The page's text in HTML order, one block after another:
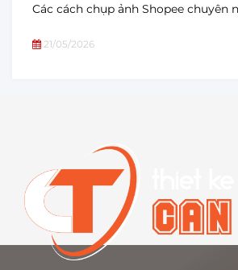
Các cách chụp ảnh Shopee chuyên
21/05/2026